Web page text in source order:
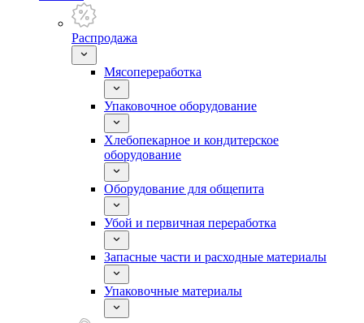
Распродажа
Мясопереработка
Упаковочное оборудование
Хлебопекарное и кондитерское
оборудование
Оборудование для общепита
Убой и первичная переработка
Запасные части и расходные материалы
Упаковочные материалы